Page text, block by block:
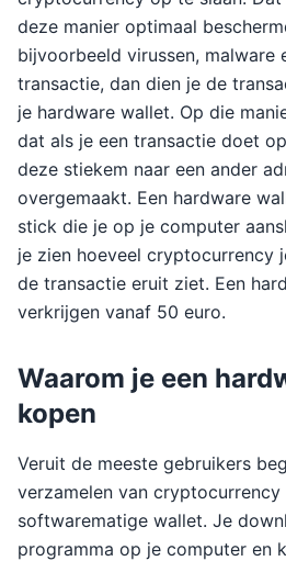
deze manier optimaal
bijvoorbeeld virussen, malware
transactie, dan dien je de
je hardware wallet. Op die
dat als je een transactie doet
deze stiekem naar een ander
overgemaakt. Een hardware
stick die je op je computer
je zien hoeveel cryptocurrency
de transactie eruit ziet. Een
verkrijgen vanaf 50 euro.
Waarom je een
kopen
Veruit de meeste gebruikers
verzamelen van cryptocurrency
softwarematige wallet. Je
programma op je computer en